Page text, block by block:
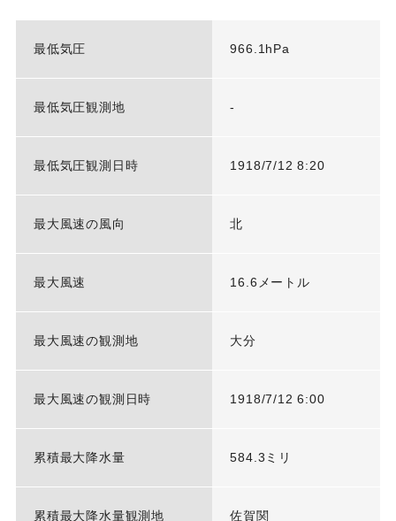
最低気圧 966.1hPa
最低気圧観測地 -
最低気圧観測日時 1918/7/12 8:20
最大風速の風向 北
最大風速 16.6メートル
最大風速の観測地 大分
最大風速の観測日時 1918/7/12 6:00
累積最大降水量 584.3ミリ
累積最大降水量観測地 佐賀関